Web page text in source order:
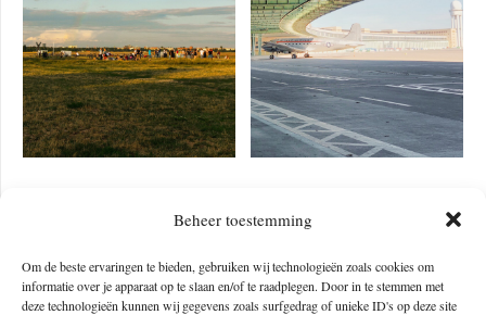
Beheer toestemming
Om de beste ervaringen te bieden, gebruiken wij technologieën zoals cookies om
informatie over je apparaat op te slaan en/of te raadplegen. Door in te stemmen met
deze technologieën kunnen wij gegevens zoals surfgedrag of unieke ID's op deze site
#7 Milieu-educatie bij de Ökowerk